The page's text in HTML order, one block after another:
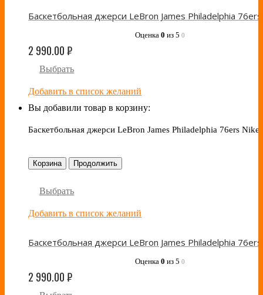
Оценка 0 из 5 0
2 990.00₽
Выбрать
Добавить в список желаний
Вы добавили товар в корзину:
Баскетбольная джерси LeBron James Philadelphia 76ers Nike
Корзина Продолжить
Выбрать
Добавить в список желаний
Оценка 0 из 5 0
2 990.00₽